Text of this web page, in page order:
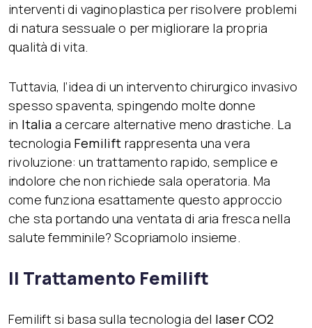
interventi di vaginoplastica per risolvere problemi
di natura sessuale o per migliorare la propria
qualità di vita.
Tuttavia, l’idea di un intervento chirurgico invasivo
spesso spaventa, spingendo molte donne
in Italia a cercare alternative meno drastiche. La
tecnologia Femilift rappresenta una vera
rivoluzione: un trattamento rapido, semplice e
indolore che non richiede sala operatoria. Ma
come funziona esattamente questo approccio
che sta portando una ventata di aria fresca nella
salute femminile? Scopriamolo insieme.
Il Trattamento Femilift
Femilift si basa sulla tecnologia del laser CO2